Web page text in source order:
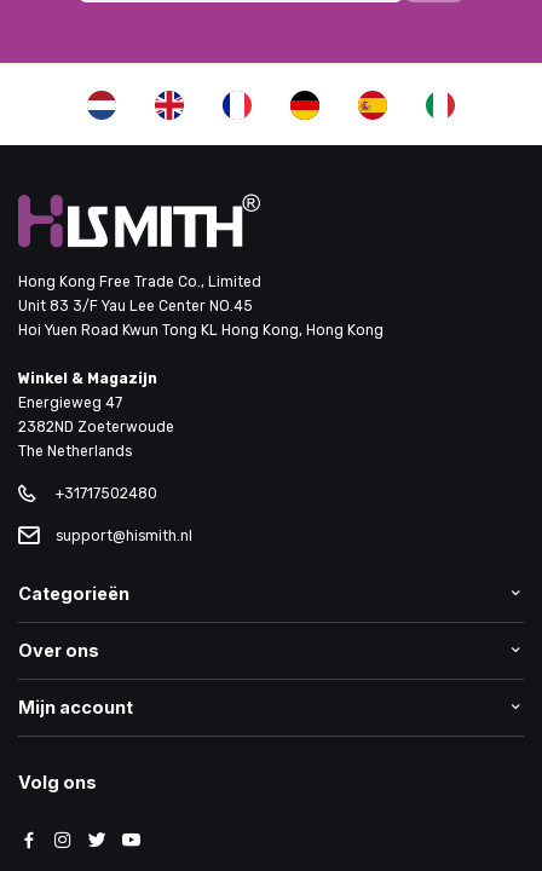
Hong Kong Free Trade Co., Limited
Unit 83 3/F Yau Lee Center NO.45
Hoi Yuen Road Kwun Tong KL Hong Kong, Hong Kong
Winkel & Magazijn
Energieweg 47
2382ND Zoeterwoude
The Netherlands
+31717502480
support@hismith.nl
Categorieën
Over ons
Mijn account
Volg ons